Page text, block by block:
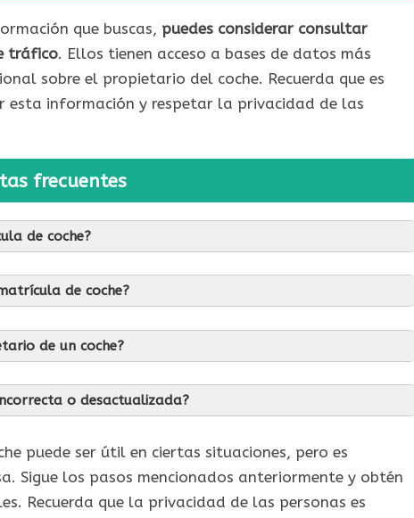
que buscas, puedes considerar consultar
tráfico. Ellos tienen acceso a bases de datos más
sobre el propietario del coche. Recuerda que es
información y respetar la privacidad de las
frecuentes
de coche?
de coche?
de un coche?
o desactualizada?
puede ser útil en ciertas situaciones, pero es
Sigue los pasos mencionados anteriormente y obtén
Recuerda que la privacidad de las personas es